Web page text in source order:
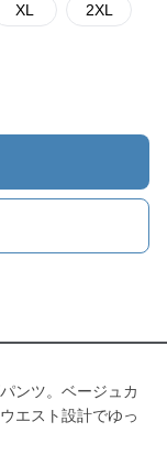
XL 2XL
ンツ。ベージュカ
エスト設計でゆっ